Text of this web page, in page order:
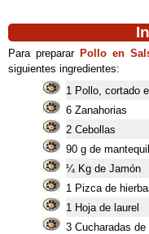
Para preparar Pollo en
siguientes ingredientes:
1 Pollo, cortado
6 Zanahorias
2 Cebollas
90 g de
¼ Kg de Jamón
1 Pizca de
1 Hoja de laurel
3 Cucharadas de